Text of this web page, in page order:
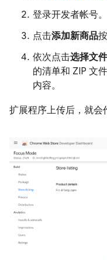
登录开发者帐号。
点击添加新商品
依次点击选择文件
的清单和 ZIP 文
内容。
扩展程序上传后，就会